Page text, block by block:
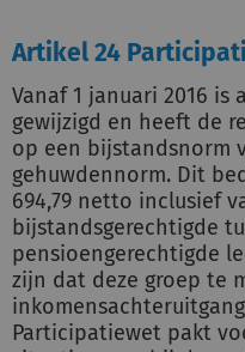
Artikel 24
Vanaf 1 januari 2016
gewijzigd en heeft de
op een bijstandsnorm
gehuwdennorm. Dit
694,79 netto inclusief
bijstandsgerechtigde
pensioengerechtigde
zijn dat deze groep te
Participatiewet pakt